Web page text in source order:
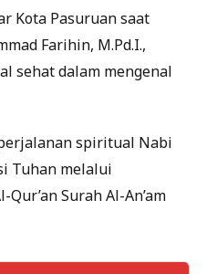
Kota Pasuruan saat
Farihin, M.Pd.I.,
sehat dalam mengenal
spiritual Nabi
Tuhan melalui
Surah Al-An’am